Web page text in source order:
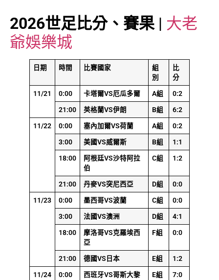
2026世足比分、賽果| 大老
爺娛樂城
日期 時間 比賽國家
組
別
比
分
11/21 0:00 卡塔爾VS厄瓜多爾 A組 0:2
21:00 英格蘭VS伊朗 B組 6:2
11/22 0:00 塞內加爾VS荷蘭 A組 0:2
3:00 美國VS威爾斯 B組 1:1
18:00
阿根廷VS沙特阿拉
伯
C組 1:2
21:00 丹麥VS突尼西亞 D組 0:0
11/23 0:00 墨西哥VS波蘭 C組 0:0
3:00 法國VS澳洲 D組 4:1
18:00
摩洛哥VS克羅埃西
亞
F組 0:0
21:00 德國VS日本 E組 1:2
11/24 0:00
西班牙VS哥斯大黎
E組 7:0